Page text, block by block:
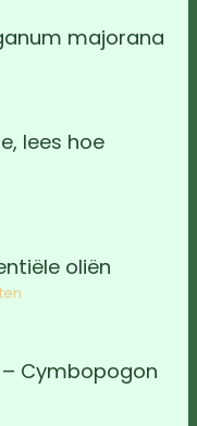
majorana
lees hoe
oliën
Cymbopogon